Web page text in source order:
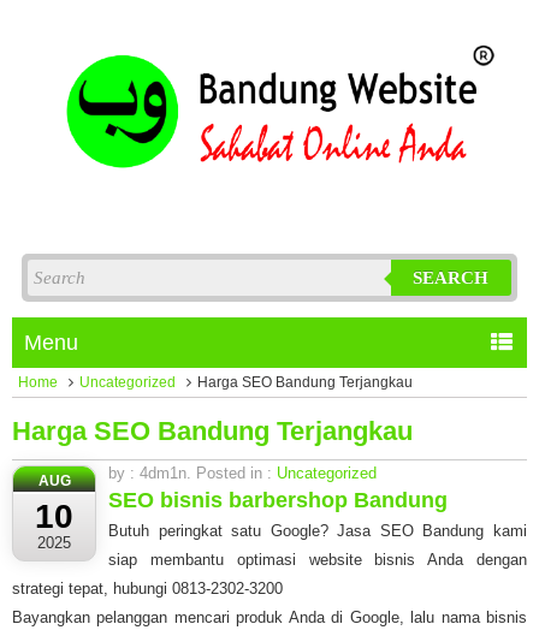
SEARCH
Menu
Home Uncategorized Harga SEO Bandung Terjangkau
Harga SEO Bandung Terjangkau
AUG
10
2025
by : 4dm1n. Posted in : Uncategorized
SEO bisnis barbershop Bandung
Butuh peringkat satu Google? Jasa SEO Bandung kami
siap membantu optimasi website bisnis Anda dengan
strategi tepat, hubungi 0813-2302-3200
Bayangkan pelanggan mencari produk Anda di Google, lalu nama bisnis